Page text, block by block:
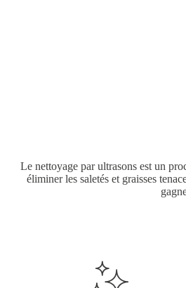
Le nettoyage par ultrasons est un
éliminer les saletés et graisses